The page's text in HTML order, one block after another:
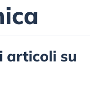
articoli su